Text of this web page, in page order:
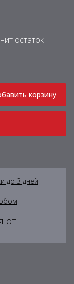
остаток
корзину
до 3 дней
от